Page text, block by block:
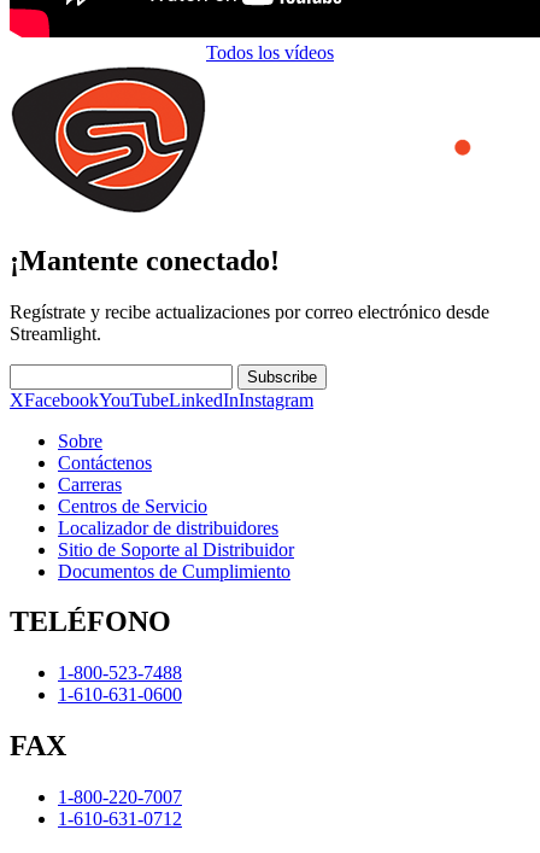
Todos los vídeos
¡Mantente conectado!
Regístrate y recibe actualizaciones por correo electrónico desde
Streamlight.
Subscribe
XFacebookYouTubeLinkedInInstagram
Sobre
Contáctenos
Carreras
Centros de Servicio
Localizador de distribuidores
Sitio de Soporte al Distribuidor
Documentos de Cumplimiento
TELÉFONO
1-800-523-7488
1-610-631-0600
FAX
1-800-220-7007
1-610-631-0712